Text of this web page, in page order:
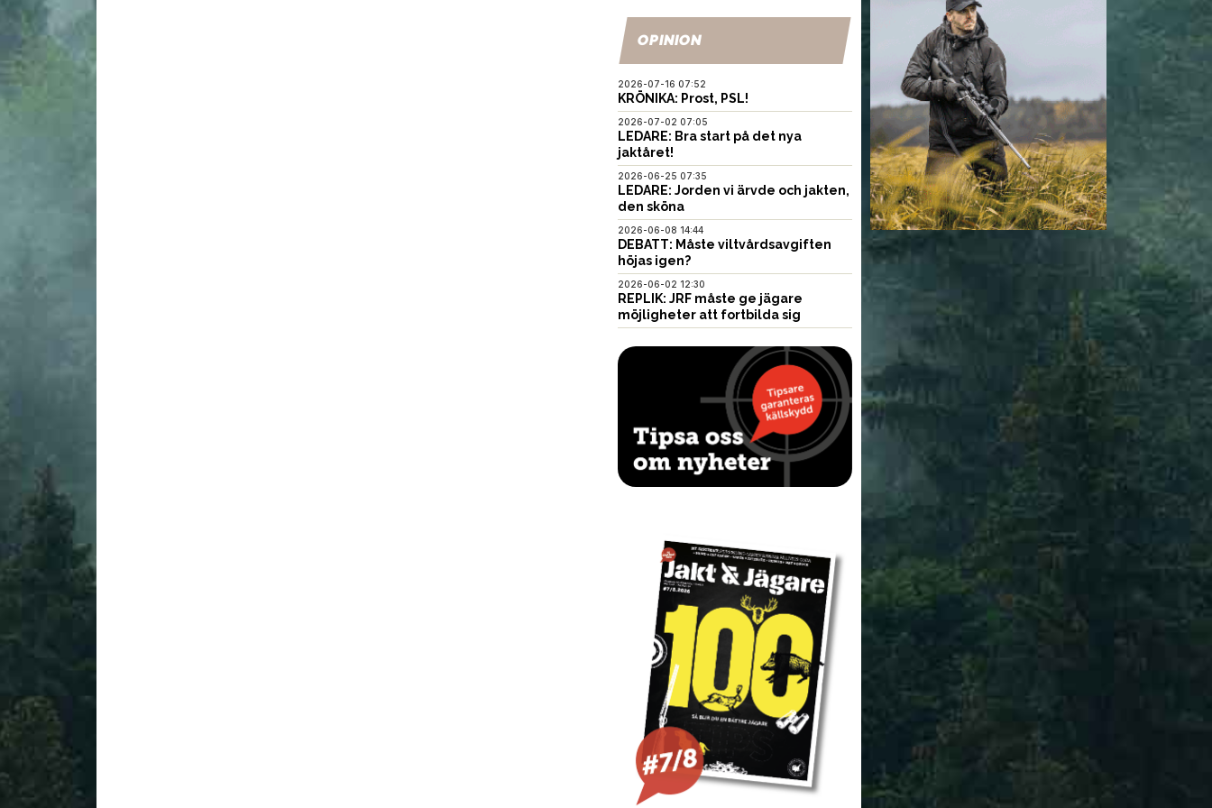
OPINION
2026-07-16 07:52
KRÖNIKA: Prost, PSL!
2026-07-02 07:05
LEDARE: Bra start på det nya
jaktåret!
2026-06-25 07:35
LEDARE: Jorden vi ärvde och jakten,
den sköna
2026-06-08 14:44
DEBATT: Måste viltvårdsavgiften
höjas igen?
2026-06-02 12:30
REPLIK: JRF måste ge jägare
möjligheter att fortbilda sig